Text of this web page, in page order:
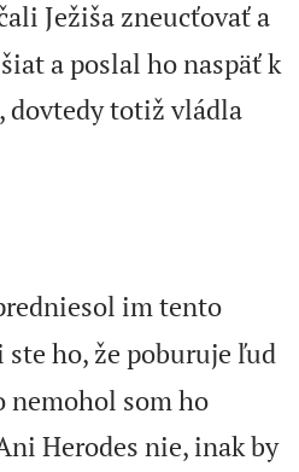
Ježiša zneucťovať a
a poslal ho naspäť k
dovtedy totiž vládla
im tento
ho, že poburuje ľud
nemohol som ho
Herodes nie, inak by